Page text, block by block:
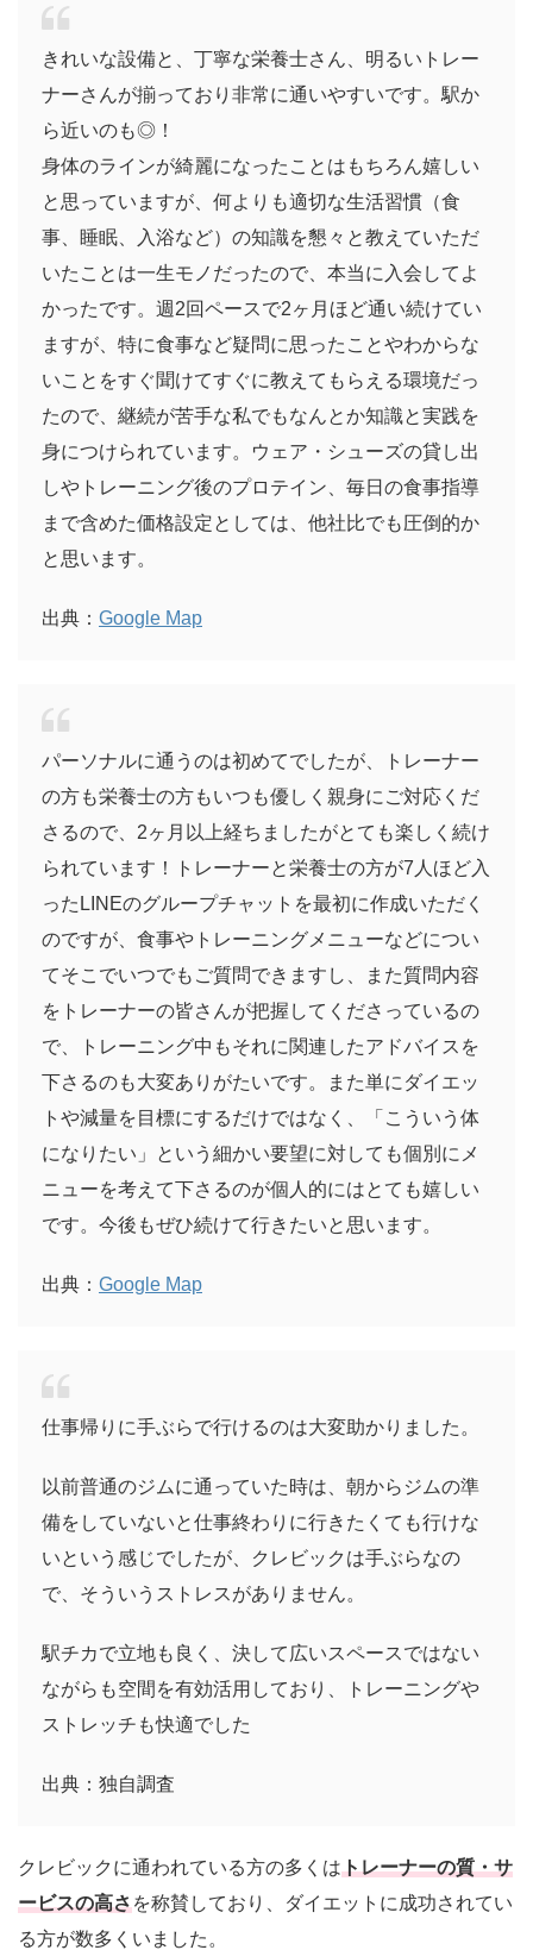
きれいな設備と、丁寧な栄養士さん、明るいトレー
ナーさんが揃っており非常に通いやすいです。駅か
ら近いのも◎！
身体のラインが綺麗になったことはもちろん嬉しい
と思っていますが、何よりも適切な生活習慣（食
事、睡眠、入浴など）の知識を懇々と教えていただ
いたことは一生モノだったので、本当に入会してよ
かったです。週2回ペースで2ヶ月ほど通い続けてい
ますが、特に食事など疑問に思ったことやわからな
いことをすぐ聞けてすぐに教えてもらえる環境だっ
たので、継続が苦手な私でもなんとか知識と実践を
身につけられています。ウェア・シューズの貸し出
しやトレーニング後のプロテイン、毎日の食事指導
まで含めた価格設定としては、他社比でも圧倒的か
と思います。
出典： Google Map
パーソナルに通うのは初めてでしたが、トレーナー
の方も栄養士の方もいつも優しく親身にご対応くだ
さるので、2ヶ月以上経ちましたがとても楽しく続け
られています！トレーナーと栄養士の方が7人ほど入
ったLINEのグループチャットを最初に作成いただく
のですが、食事やトレーニングメニューなどについ
てそこでいつでもご質問できますし、また質問内容
をトレーナーの皆さんが把握してくださっているの
で、トレーニング中もそれに関連したアドバイスを
下さるのも大変ありがたいです。また単にダイエッ
トや減量を目標にするだけではなく、「こういう体
になりたい」という細かい要望に対しても個別にメ
ニューを考えて下さるのが個人的にはとても嬉しい
です。今後もぜひ続けて行きたいと思います。
出典： Google Map
仕事帰りに手ぶらで行けるのは大変助かりました。
以前普通のジムに通っていた時は、朝からジムの準
備をしていないと仕事終わりに行きたくても行けな
いという感じでしたが、クレビックは手ぶらなの
で、そういうストレスがありません。
駅チカで立地も良く、決して広いスペースではない
ながらも空間を有効活用しており、トレーニングや
ストレッチも快適でした
出典：独自調査
クレビックに通われている方の多くはトレーナーの質・サ
ービスの高さを称賛しており、ダイエットに成功されてい
る方が数多くいました。